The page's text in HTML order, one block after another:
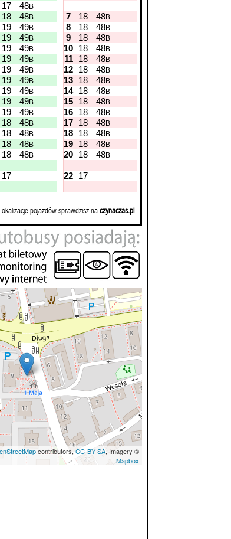
17 48B
18 48B 7 18 48B
19 49B 8 18 48B
19 49B 9 18 48B
19 49B 10 18 48B
19 49B 11 18 48B
19 49B 12 18 48B
19 49B 13 18 48B
19 49B 14 18 48B
19 49B 15 18 48B
19 49B 16 18 48B
18 48B 17 18 48B
18 48B 18 18 48B
18 48B 19 18 48B
18 48B 20 18 48B
17 22 17
pojazdów sprawdzisz naczynaczas.pl
contributors, CC-BY-SA, Imagery ©
Mapbox